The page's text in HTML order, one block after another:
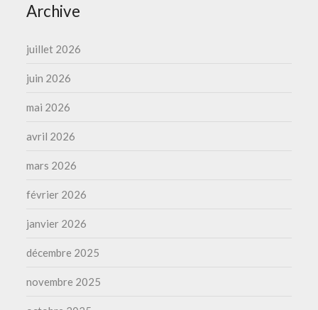
Archive
juillet 2026
juin 2026
mai 2026
avril 2026
mars 2026
février 2026
janvier 2026
décembre 2025
novembre 2025